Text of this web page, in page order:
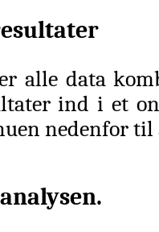
alle data
ind i et
nedenfor